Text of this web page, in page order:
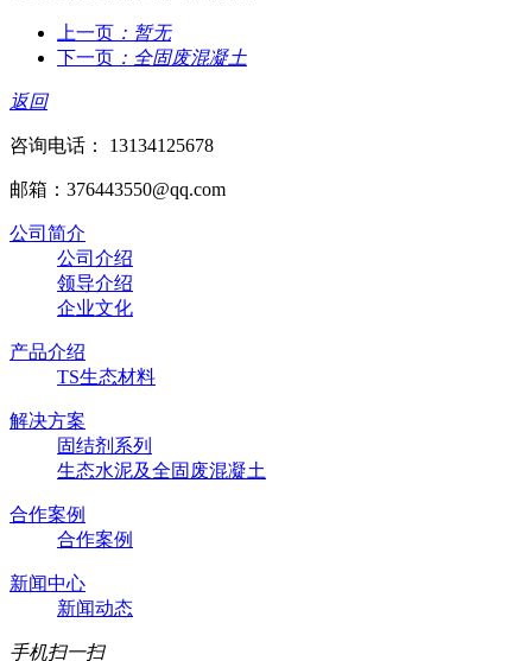
上一页 ：暂无
下一页 ：全固废混凝土
返回
咨询电话： 13134125678
邮箱：376443550@qq.com
公司简介
公司介绍
领导介绍
企业文化
产品介绍
TS生态材料
解决方案
固结剂系列
生态水泥及全固废混凝土
合作案例
合作案例
新闻中心
新闻动态
手机扫一扫